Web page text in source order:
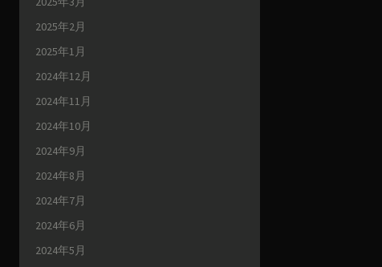
2025年2月
2025年1月
2024年12月
2024年11月
2024年10月
2024年9月
2024年8月
2024年7月
2024年6月
2024年5月